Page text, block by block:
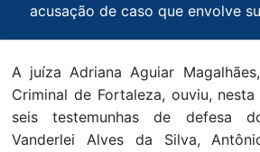
acusação de caso que envolve
A juíza Adriana Aguiar
Criminal de Fortaleza, ouviu,
seis testemunhas de defesa
Vanderlei Alves da Silva,